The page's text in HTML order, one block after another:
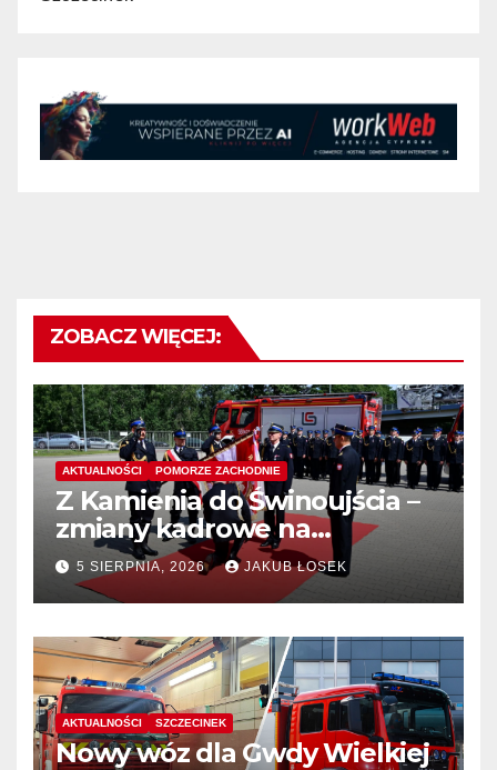
ZOBACZ WIĘCEJ:
AKTUALNOŚCI POMORZE ZACHODNIE
Z Kamienia do Świnoujścia –
zmiany kadrowe na
stanowiskach komendantów
5 SIERPNIA, 2026 JAKUB ŁOSEK
AKTUALNOŚCI SZCZECINEK
Nowy wóz dla Gwdy Wielkiej